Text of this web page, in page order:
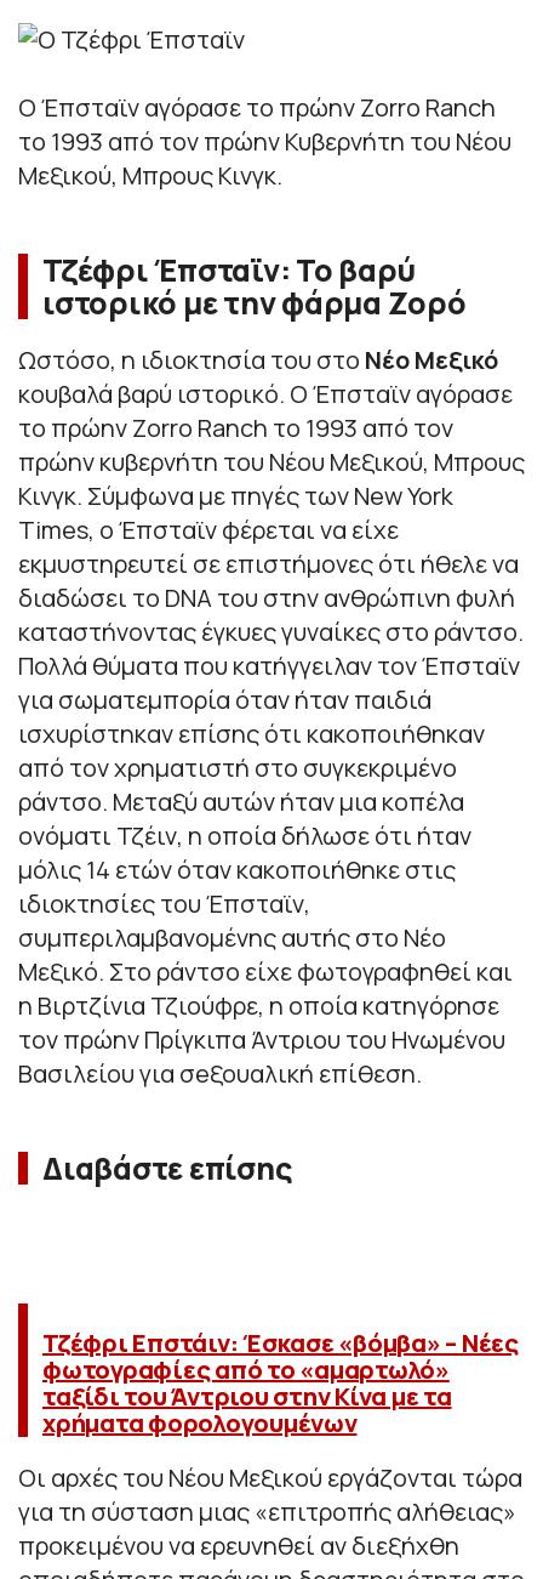
Ο Έπσταϊν αγόρασε το πρώην Zorro Ranch
το 1993 από τον πρώην Κυβερνήτη του Νέου
Μεξικού, Μπρους Κινγκ.
Τζέφρι Έπσταϊν: Το βαρύ
ιστορικό με την φάρμα Ζορό
Ωστόσο, η ιδιοκτησία του στο Νέο Μεξικό
κουβαλά βαρύ ιστορικό. Ο Έπσταϊν αγόρασε
το πρώην Zorro Ranch το 1993 από τον
πρώην κυβερνήτη του Νέου Μεξικού, Μπρους
Κινγκ. Σύμφωνα με πηγές των New York
Times, ο Έπσταϊν φέρεται να είχε
εκμυστηρευτεί σε επιστήμονες ότι ήθελε να
διαδώσει το DNA του στην ανθρώπινη φυλή
καταστήνοντας έγκυες γυναίκες στο ράντσο.
Πολλά θύματα που κατήγγειλαν τον Έπσταϊν
για σωματεμπορία όταν ήταν παιδιά
ισχυρίστηκαν επίσης ότι κακοποιήθηκαν
από τον χρηματιστή στο συγκεκριμένο
ράντσο. Μεταξύ αυτών ήταν μια κοπέλα
ονόματι Τζέιν, η οποία δήλωσε ότι ήταν
μόλις 14 ετών όταν κακοποιήθηκε στις
ιδιοκτησίες του Έπσταϊν,
συμπεριλαμβανομένης αυτής στο Νέο
Μεξικό. Στο ράντσο είχε φωτογραφηθεί και
η Βιρτζίνια Τζιούφρε, η οποία κατηγόρησε
τον πρώην Πρίγκιπα Άντριου του Ηνωμένου
Βασιλείου για σeξουαλική επίθεση.
Διαβάστε επίσης
Τζέφρι Επστάιν: Έσκασε «βόμβα» – Νέες
φωτογραφίες από το «αμαρτωλό»
ταξίδι του Άντριου στην Κίνα με τα
χρήματα φορολογουμένων
Οι αρχές του Νέου Μεξικού εργάζονται τώρα
για τη σύσταση μιας «επιτροπής αλήθειας»
προκειμένου να ερευνηθεί αν διεξήχθη